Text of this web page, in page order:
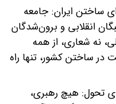
ساختن ایران: جامعه
انقلابی و برون‌شدگان
نه شعاری، از همه
در ساختن کشور، تنها راه
تحول: هیچ رهبری،